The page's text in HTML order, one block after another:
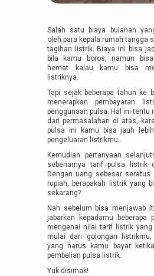
Salah satu biaya bulanan
oleh para kepala rumah tangga
tagihan listrik. Biaya ini bisa
bila kamu boros, namun
hemat kalau kamu bisa
listriknya.
Tapi sejak beberapa tahun ke
menerapkan pembayaran
penggunaan pulsa. Hal ini tentu
dari permasalahan di atas,
pulsa ini kamu bisa jauh
pengeluaran listrikmu.
Kemudian pertanyaan
sebenarnya tarif pulsa listrik
Dengan uang sebesar
rupiah, berapakah listrik yang
sekarang?
Nah sebelum bisa menjawab
jabarkan kepadamu beberapa
mengenai nilai tarif listrik yang
mulai dari golongan listrikmu,
yang harus kamu bayar
pembelian pulsa listrik.
Yuk disimak!